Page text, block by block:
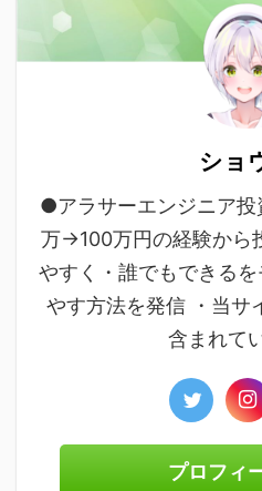
ショ
●アラサーエンジニア
万→100万円の経験から
やすく・誰でもできる
やす方法を発信 ・当サ
含まれて
プロフィ